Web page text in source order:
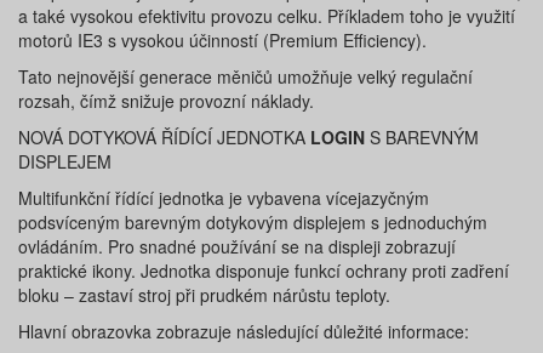
a také vysokou efektivitu provozu celku. Příkladem toho je využití
motorů IE3 s vysokou účinností (Premium Efficiency).
Tato nejnovější generace měničů umožňuje velký regulační
rozsah, čímž snižuje provozní náklady.
NOVÁ DOTYKOVÁ ŘÍDÍCÍ JEDNOTKA LOGIN S BAREVNÝM
DISPLEJEM
Multifunkční řídící jednotka je vybavena vícejazyčným
podsvíceným barevným dotykovým displejem s jednoduchým
ovládáním. Pro snadné používání se na displeji zobrazují
praktické ikony. Jednotka disponuje funkcí ochrany proti zadření
bloku – zastaví stroj při prudkém nárůstu teploty.
Hlavní obrazovka zobrazuje následující důležité informace: